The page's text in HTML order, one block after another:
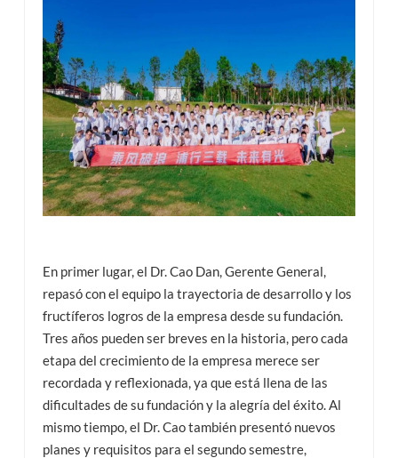
En primer lugar, el Dr. Cao Dan, Gerente General,
repasó con el equipo la trayectoria de desarrollo y los
fructíferos logros de la empresa desde su fundación.
Tres años pueden ser breves en la historia, pero cada
etapa del crecimiento de la empresa merece ser
recordada y reflexionada, ya que está llena de las
dificultades de su fundación y la alegría del éxito. Al
mismo tiempo, el Dr. Cao también presentó nuevos
planes y requisitos para el segundo semestre,